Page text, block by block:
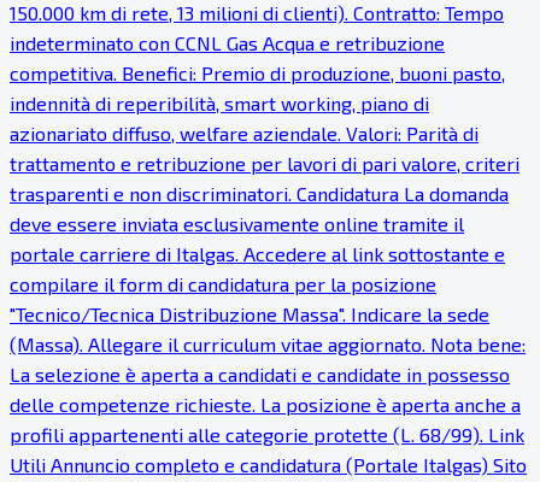
150.000 km di rete, 13 milioni di clienti). Contratto: Tempo
indeterminato con CCNL Gas Acqua e retribuzione
competitiva. Benefici: Premio di produzione, buoni pasto,
indennità di reperibilità, smart working, piano di
azionariato diffuso, welfare aziendale. Valori: Parità di
trattamento e retribuzione per lavori di pari valore, criteri
trasparenti e non discriminatori. Candidatura La domanda
deve essere inviata esclusivamente online tramite il
portale carriere di Italgas. Accedere al link sottostante e
compilare il form di candidatura per la posizione
"Tecnico/Tecnica Distribuzione Massa". Indicare la sede
(Massa). Allegare il curriculum vitae aggiornato. Nota bene:
La selezione è aperta a candidati e candidate in possesso
delle competenze richieste. La posizione è aperta anche a
profili appartenenti alle categorie protette (L. 68/99). Link
Utili Annuncio completo e candidatura (Portale Italgas) Sito